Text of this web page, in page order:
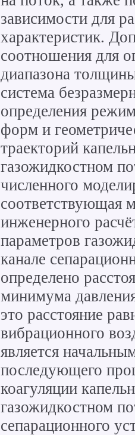
зависимости для
характеристик.
соотношения для
диапазона
система
определения
форм и
траекторий
газожидкостном
численного
соответствующая
инженерного
параметров
канале
определено
минимума
это расстояние
вибрационного
является
последующего
коагуляции
газожидкостном
сепарационного